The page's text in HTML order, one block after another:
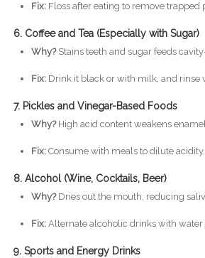
Fix:Floss after eating to remove trapped
6. Coffee and Tea (Especially with Sugar)
Why?Stains teeth and sugar feeds
Fix:Drink it black or with milk, and rinse
7. Pickles and Vinegar-Based Foods
Why?High acid content weakens
Fix:Consume with meals to dilute acidity.
8. Alcohol (Wine, Cocktails, Beer)
Why?Dries out the mouth, reducing
Fix:Alternate alcoholic drinks with water
9. Sports and Energy Drinks